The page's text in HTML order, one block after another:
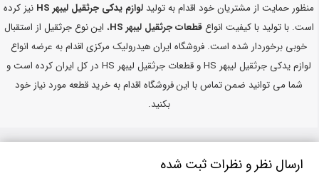
منظور حمایت از مشتریان خود اقدام به تولید لوازم یدکی جرثقیل لیبهر HS
نیز کرده
است. با تولید با کیفیت انواعقطعات جرثقیل لیبهر HS
، این نوع جرثقیل از استقبال
خوبی برخوردار شده است. فروشگاه ایران هیدرولیک مرکزی اقدام به عرضه انواع
لوازم یدکی جرثقیل لیبهر HS و قطعات جرثقیل لیبهر HS در کل ایران کرده است و
شما می توانید ضمن تماس با این فروشگاه اقدام به خرید قطعه مورد نیاز خود
بکنید.
ارسال نظر و نظرات ثبت شده